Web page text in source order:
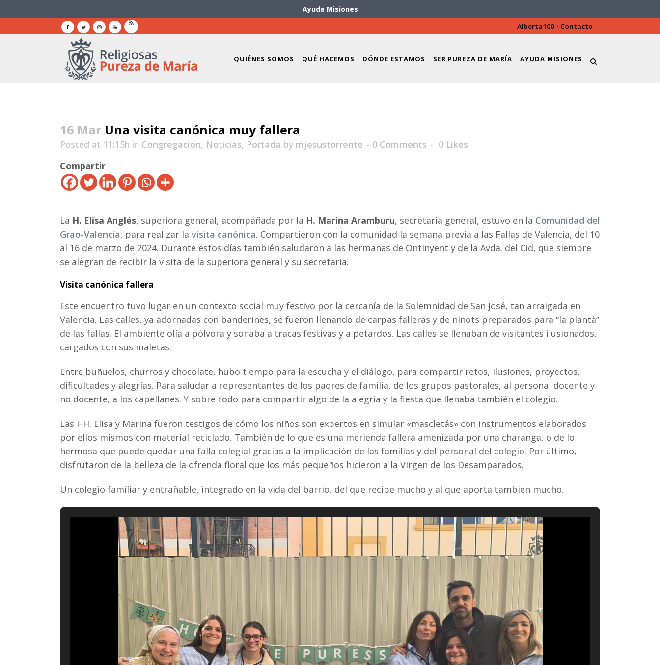
Ayuda Misiones
Alberta100 · Contacto
QUIÉNES SOMOS QUÉ HACEMOS DÓNDE ESTAMOS SER PUREZA DE MARÍA AYUDA MISIONES
16 Mar Una visita canónica muy fallera
Posted at 11:15h in Congregación, Noticias, Portada by mjesustorrente 0 Comments 0 Likes
Compartir
La H. Elisa Anglés, superiora general, acompañada por la H. Marina Aramburu, secretaria general, estuvo en la Comunidad del
Grao-Valencia, para realizar la visita canónica. Compartieron con la comunidad la semana previa a las Fallas de Valencia, del 10
al 16 de marzo de 2024. Durante estos días también saludaron a las hermanas de Ontinyent y de la Avda. del Cid, que siempre
se alegran de recibir la visita de la superiora general y su secretaria.
Visita canónica fallera
Este encuentro tuvo lugar en un contexto social muy festivo por la cercanía de la Solemnidad de San José, tan arraigada en
Valencia. Las calles, ya adornadas con banderines, se fueron llenando de carpas falleras y de ninots preparados para “la plantà”
de las fallas. El ambiente olía a pólvora y sonaba a tracas festivas y a petardos. Las calles se llenaban de visitantes ilusionados,
cargados con sus maletas.
Entre buñuelos, churros y chocolate, hubo tiempo para la escucha y el diálogo, para compartir retos, ilusiones, proyectos,
dificultades y alegrías. Para saludar a representantes de los padres de familia, de los grupos pastorales, al personal docente y
no docente, a los capellanes. Y sobre todo para compartir algo de la alegría y la fiesta que llenaba también el colegio.
Las HH. Elisa y Marina fueron testigos de cómo los niños son expertos en simular «mascletás» con instrumentos elaborados
por ellos mismos con material reciclado. También de lo que es una merienda fallera amenizada por una charanga, o de lo
hermosa que puede quedar una falla colegial gracias a la implicación de las familias y del personal del colegio. Por último,
disfrutaron de la belleza de la ofrenda floral que los más pequeños hicieron a la Virgen de los Desamparados.
Un colegio familiar y entrañable, integrado en la vida del barrio, del que recibe mucho y al que aporta también mucho.